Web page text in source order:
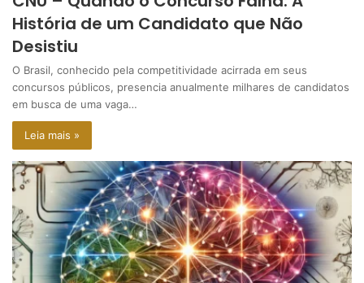
História de um Candidato que Não
Desistiu
O Brasil, conhecido pela competitividade acirrada em seus
concursos públicos, presencia anualmente milhares de candidatos
em busca de uma vaga…
Leia mais »